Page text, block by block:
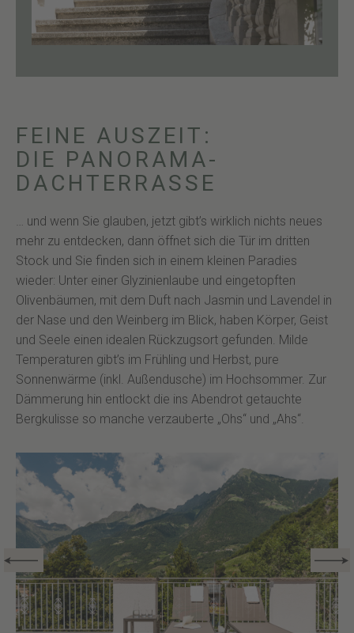
FEINE AUSZEIT:
DIE PANORAMA-
DACHTERRASSE
… und wenn Sie glauben, jetzt gibt’s wirklich nichts neues
mehr zu entdecken, dann öffnet sich die Tür im dritten
Stock und Sie finden sich in einem kleinen Paradies
wieder: Unter einer Glyzinienlaube und eingetopften
Olivenbäumen, mit dem Duft nach Jasmin und Lavendel in
der Nase und den Weinberg im Blick, haben Körper, Geist
und Seele einen idealen Rückzugsort gefunden. Milde
Temperaturen gibt’s im Frühling und Herbst, pure
Sonnenwärme (inkl. Außendusche) im Hochsommer. Zur
Dämmerung hin entlockt die ins Abendrot getauchte
Bergkulisse so manche verzauberte „Ohs“ und „Ahs“.